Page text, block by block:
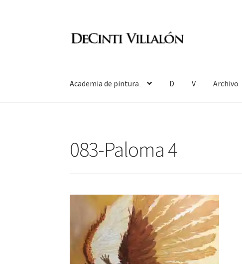
Academia de pintura D V Archivo
083-Paloma 4